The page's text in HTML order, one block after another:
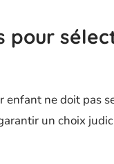
pour
ne doit pas
un choix